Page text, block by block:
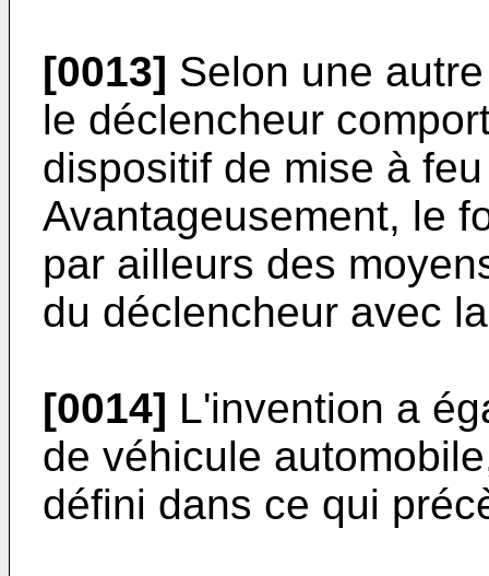
[0013] Selon une
le déclencheur
dispositif de mise à
Avantageusement, le
par ailleurs des
du déclencheur avec
[0014] L'invention a
de véhicule
défini dans ce qui